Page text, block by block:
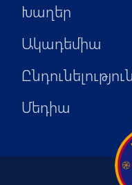
Խաղեր
Ակադեմիա
Ընդունելություն
Մեդիա